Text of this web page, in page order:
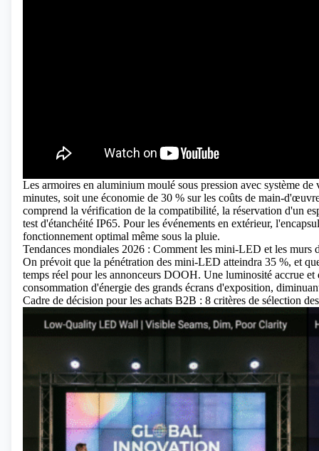
Les armoires en aluminium moulé sous pression avec système
minutes, soit une économie de 30 % sur les coûts de main-
comprend la vérification de la compatibilité, la réservation d'un
test d'étanchéité IP65. Pour les événements en extérieur,
fonctionnement optimal même sous la pluie.
Tendances mondiales 2026 : Comment les mini-LED et les murs
On prévoit que la pénétration des mini-LED atteindra 35 %, et
temps réel pour les annonceurs DOOH. Une luminosité accrue
consommation d'énergie des grands écrans d'exposition,
Cadre de décision pour les achats B2B : 8 critères de sélection